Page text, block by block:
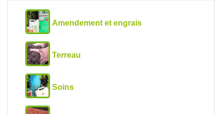
Amendement et engrais
Terreau
Soins